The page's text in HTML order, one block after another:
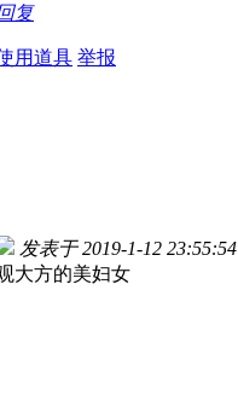
复
用道具 举报
发表于 2019-1-12 23:55:54
大方的美妇女